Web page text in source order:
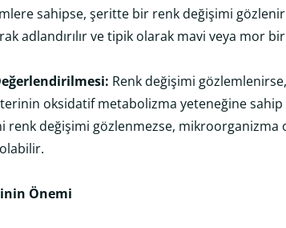
sahipse, şeritte bir renk değişimi
adlandırılır ve tipik olarak mavi veya mor
Renk değişimi
oksidatif metabolizma yeteneğine
renk değişimi gözlenmezse,
Önemi